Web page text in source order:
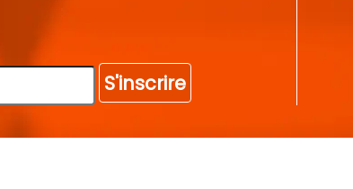
S'inscrire